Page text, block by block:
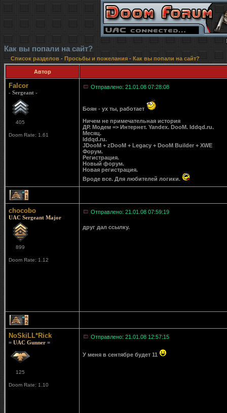
Как вы попали на сайт?
Список разделов- Просьбы и пожелания - Как вы попали на сайт?
Автор
Falcor
- Sergeant -
405
Doom Rate: 1.61
Отправлено: 21.01.08 07:28:08
Боян - ух ты, работает
Ничем не примечательная история
ДР. Модем => Интернет. Yandex. DooM. Iddqd.ru.
Месяц.
Iddqd.ru.
JDooM + zDooM + Legacy + DooM Builder + XWE
Форум.
Регистрация.
Новый форум.
Новая регистрация.
Вроде все. Для любителей логики.
1
chocobo
UAC Sergeant Major
899
Doom Rate: 1.12
Отправлено: 21.01.08 07:59:19
друг дал ссылку.
2
NoSkiLL*Rick
= UAC Gunner =
125
Doom Rate: 1.10
Отправлено: 21.01.08 12:57:15
У меня в сентябре будет 11